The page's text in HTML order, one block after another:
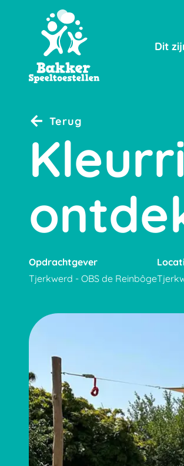
Dit
Terug
Opdrachtgever
Tjerkwerd - OBS de Reinbôge